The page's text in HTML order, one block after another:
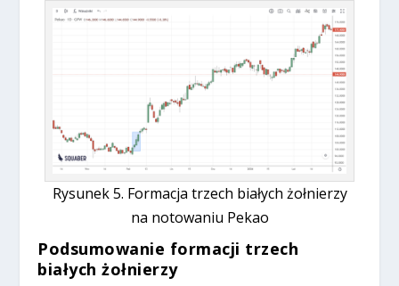
Rysunek 5. Formacja trzech białych żołnierzy
na notowaniu Pekao
Podsumowanie formacji trzech
białych żołnierzy